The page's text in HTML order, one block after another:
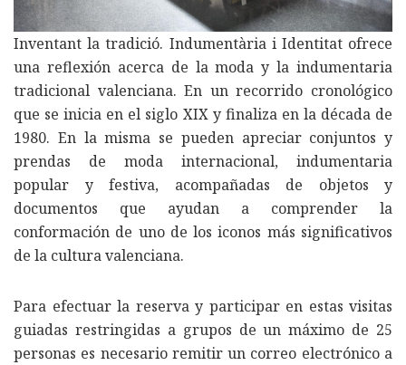
Inventant la tradició. Indumentària i Identitat ofrece
una reflexión acerca de la moda y la indumentaria
tradicional valenciana. En un recorrido cronológico
que se inicia en el siglo XIX y finaliza en la década de
1980. En la misma se pueden apreciar conjuntos y
prendas de moda internacional, indumentaria
popular y festiva, acompañadas de objetos y
documentos que ayudan a comprender la
conformación de uno de los iconos más significativos
de la cultura valenciana.
Para efectuar la reserva y participar en estas visitas
guiadas restringidas a grupos de un máximo de 25
personas es necesario remitir un correo electrónico a